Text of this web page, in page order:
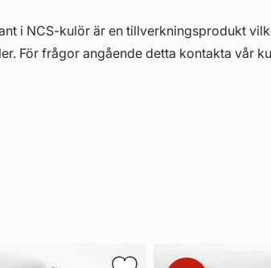
i NCS-kulör är en tillverkningsprodukt
För frågor angående detta kontakta vår